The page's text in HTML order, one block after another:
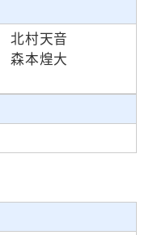
北村天音
森本煌大